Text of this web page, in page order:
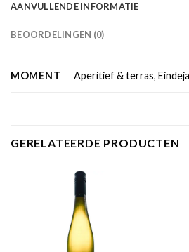
AANVULLENDE INFORMATIE
BEOORDELINGEN (0)
MOMENT Aperitief & terras,
GERELATEERDE PRODUCTEN